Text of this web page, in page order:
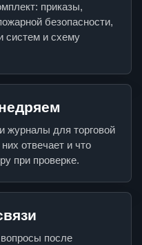
приказы,
безопасности,
систем и схему
журналы для торговой
отвечает и что
при проверке.
после